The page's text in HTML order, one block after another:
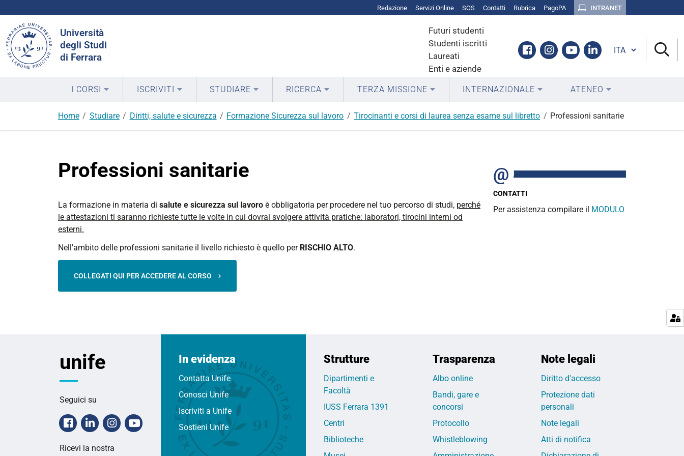
Redazione Servizi Online SOS Contatti Rubrica PagoPA INTRANET
Università
degli Studi
di Ferrara
Futuri studenti
Studenti iscritti
Laureati
Enti e aziende
Facebook
Instagram
YoutubeLinkedin
nel
sito
Cambia lingua
I CORSI ISCRIVITI STUDIARE RICERCA TERZA MISSIONE INTERNAZIONALE ATENEO
Home Studiare Diritti, salute e sicurezza Formazione Sicurezza sul lavoro Tirocinanti e corsi di laurea senza esame sul libretto Professioni sanitarie
Professioni sanitarie
La formazione in materia di salute e sicurezza sul lavoro è obbligatoria per procedere nel tuo percorso di studi, perché
le attestazioni ti saranno richieste tutte le volte in cui dovrai svolgere attività pratiche: laboratori, tirocini interni od
esterni.
Nell'ambito delle professioni sanitarie il livello richiesto è quello per RISCHIO ALTO.
COLLEGATI QUI PER ACCEDERE AL CORSO
CONTATTI
Per assistenza compilare il MODULO
unife
Seguici su
Facebook
LinkedinInstagramYoutube
Ricevi la nostra
In evidenza
Contatta Unife
Conosci Unife
Iscriviti a Unife
Sostieni Unife
Strutture
Dipartimenti e
Facoltà
IUSS Ferrara 1391
Centri
Biblioteche
Trasparenza
Albo online
Bandi, gare e
concorsi
Protocollo
Whistleblowing
Note legali
Diritto d'accesso
Protezione dati
personali
Note legali
Atti di notifica